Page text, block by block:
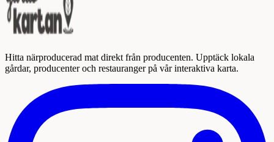
Hitta närproducerad mat direkt från producenten. Upptäck lokala
gårdar, producenter och restauranger på vår interaktiva karta.